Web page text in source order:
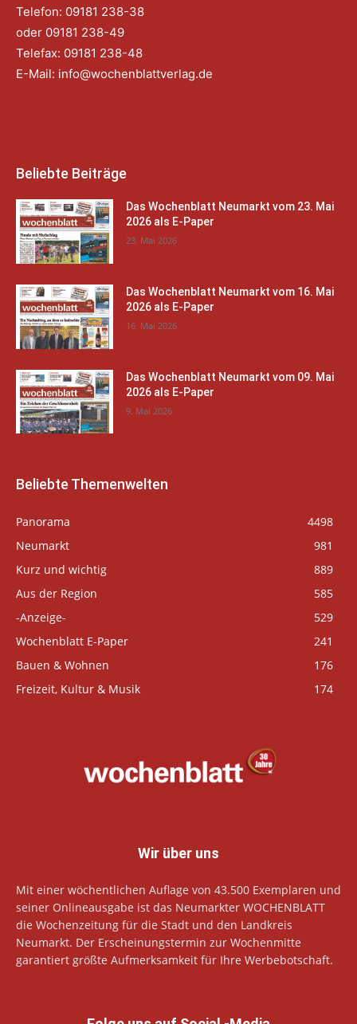
Telefon: 09181 238-38
oder 09181 238-49
Telefax: 09181 238-48
E-Mail: info@wochenblattverlag.de
Beliebte Beiträge
Das Wochenblatt Neumarkt vom 23. Mai
2026 als E-Paper
23. Mai 2026
Das Wochenblatt Neumarkt vom 16. Mai
2026 als E-Paper
16. Mai 2026
Das Wochenblatt Neumarkt vom 09. Mai
2026 als E-Paper
9. Mai 2026
Beliebte Themenwelten
Panorama
4498
Neumarkt
981
Kurz und wichtig
889
Aus der Region
585
-Anzeige-
529
Wochenblatt E-Paper
241
Bauen & Wohnen
176
Freizeit, Kultur & Musik
174
Wir über uns
Mit einer wöchentlichen Auflage von 43.500 Exemplaren und
seiner Onlineausgabe ist das Neumarkter WOCHENBLATT
die Wochenzeitung für die Stadt und den Landkreis
Neumarkt. Der Erscheinungstermin zur Wochenmitte
garantiert größte Aufmerksamkeit für Ihre Werbebotschaft.